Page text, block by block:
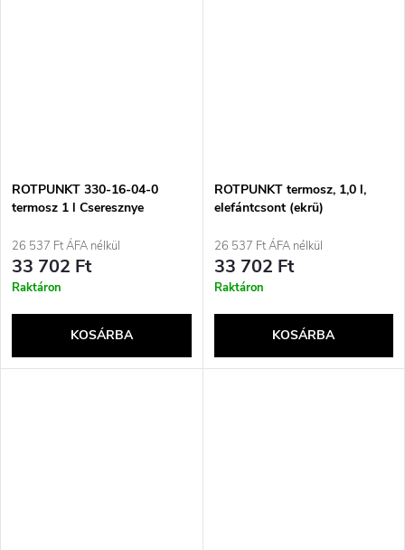
ROTPUNKT 330-16-04-0
termosz 1 l Cseresznye
26 537 Ft ÁFA nélkül
33 702 Ft
Raktáron
KOSÁRBA
ROTPUNKT termosz, 1,0 l,
elefántcsont (ekrü)
26 537 Ft ÁFA nélkül
33 702 Ft
Raktáron
KOSÁRBA